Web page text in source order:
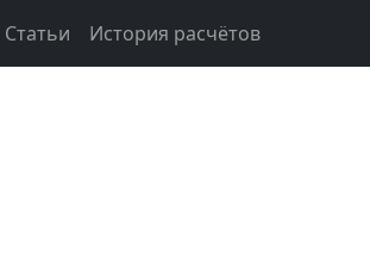
Статьи История расчётов